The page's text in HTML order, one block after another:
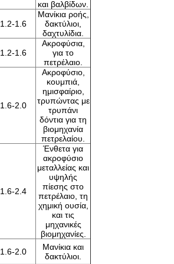
και βαλβίδων.
1.2-1.6
Μανίκια ροής,
δακτύλιοι,
δαχτυλίδια.
1.2-1.6
Ακροφύσια,
για το
πετρέλαιο.
1.6-2.0
Ακροφύσιο,
κουμπιά,
ημισφαίριο,
τρυπώντας με
τρυπάνι
δόντια για τη
βιομηχανία
πετρελαίου.
1.6-2.4
Ένθετα για
ακροφύσιο
μεταλλείας και
υψηλής
πίεσης στο
πετρέλαιο, τη
χημική ουσία,
και τις
μηχανικές
βιομηχανίες.
1.6-2.0
Μανίκια και
δακτύλιοι.